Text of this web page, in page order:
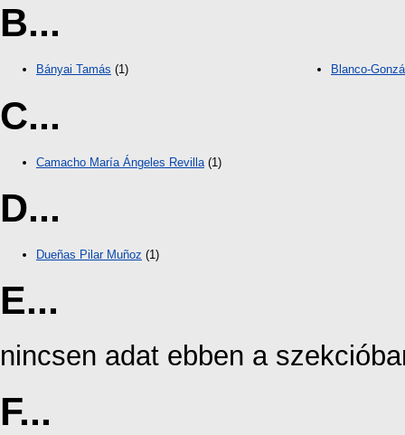
B...
Bányai Tamás (1) Blanco-
C...
Camacho María Ángeles Revilla (1)
D...
Dueñas Pilar Muñoz (1)
E...
nincsen adat ebben a
F...